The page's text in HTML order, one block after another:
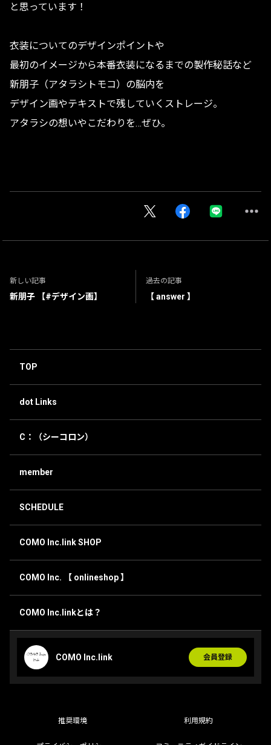
と思っています！
衣装についてのデザインポイントや
最初のイメージから本番衣装になるまでの製作秘話など
新朋子（アタラシトモコ）の脳内を
デザイン画やテキストで残していくストレージ。
アタラシの想いやこだわりを…ぜひ。
新しい記事
新朋子 【#デザイン画】
過去の記事
【 answer 】
TOP
dot Links
C：（シーコロン）
member
SCHEDULE
COMO Inc.link SHOP
COMO Inc. 【 onlineshop 】
COMO Inc.linkとは？
COMO Inc.link 会員登録
推奨環境 利用規約